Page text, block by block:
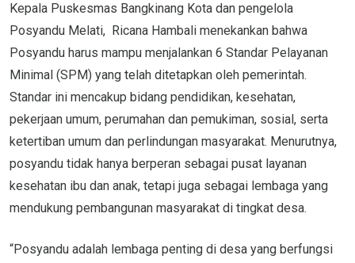
Kepala Puskesmas Bangkinang Kota dan pengelola
Posyandu Melati, Ricana Hambali menekankan bahwa
Posyandu harus mampu menjalankan 6 Standar Pelayanan
Minimal (SPM) yang telah ditetapkan oleh pemerintah.
Standar ini mencakup bidang pendidikan, kesehatan,
pekerjaan umum, perumahan dan pemukiman, sosial, serta
ketertiban umum dan perlindungan masyarakat. Menurutnya,
posyandu tidak hanya berperan sebagai pusat layanan
kesehatan ibu dan anak, tetapi juga sebagai lembaga yang
mendukung pembangunan masyarakat di tingkat desa.
“Posyandu adalah lembaga penting di desa yang berfungsi